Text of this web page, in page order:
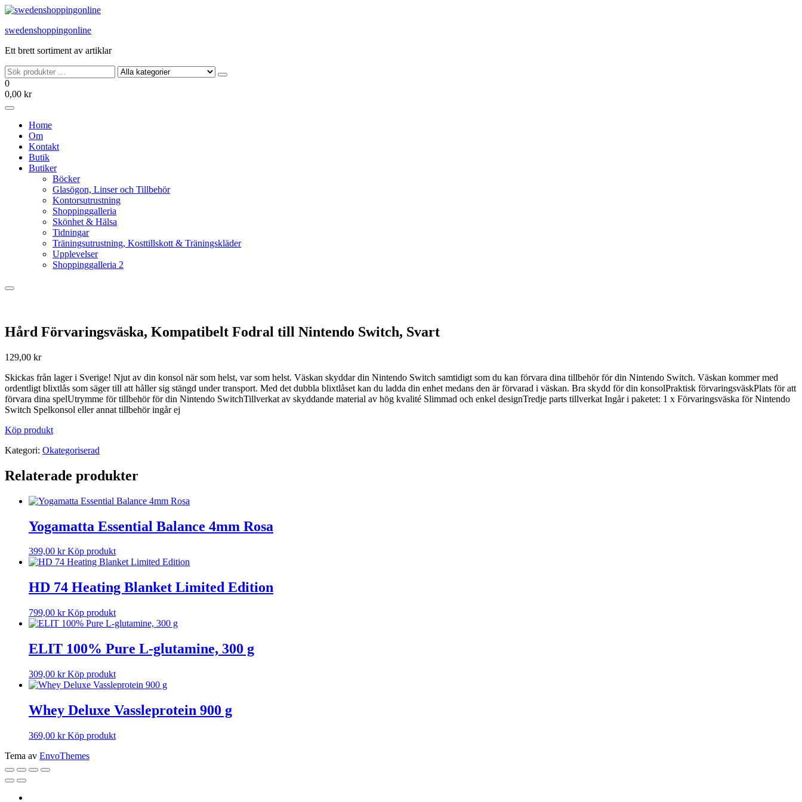
Hoppa
innehållet
swedenshoppingonline
Ett brett sortiment av artiklar
0
0,00 kr
Home
Om
Kontakt
Butik
Butiker
Böcker
Glasögon, Linser och Tillbehör
Kontorsutrustning
Shoppinggalleria
Skönhet & Hälsa
Tidningar
Träningsutrustning, Kosttillskott & Träningskläder
Upplevelser
Shoppinggalleria 2
Hård Förvaringsväska, Kompatibelt Fodral till Nintendo Switch, Svart
129,00 kr
Skickas från lager i Sverige! Njut av din konsol när som helst, var som helst. Väskan skyddar din Nintendo Switch samtidigt som du kan förvara dina tillbehör för din Nintendo Switch. Väskan kommer med
ordentligt blixtlås som säger till att håller sig stängd under transport. Med det dubbla blixtlåset kan du ladda din enhet medans den är förvarad i väskan. Bra skydd för din konsolPraktisk förvaringsväskPlats för att
förvara dina spelUtrymme för tillbehör för din Nintendo SwitchTillverkat av skyddande material av hög kvalité Slimmad och enkel designTredje parts tillverkat Ingår i paketet: 1 x Förvaringsväska för Nintendo
Switch Spelkonsol eller annat tillbehör ingår ej
Köp produkt
Kategori: Okategoriserad
Relaterade produkter
Yogamatta Essential Balance 4mm Rosa
399,00 kr Köp produkt
HD 74 Heating Blanket Limited Edition
799,00 kr Köp produkt
ELIT 100% Pure L-glutamine, 300 g
309,00 kr Köp produkt
Whey Deluxe Vassleprotein 900 g
369,00 kr Köp produkt
Tema av EnvoThemes